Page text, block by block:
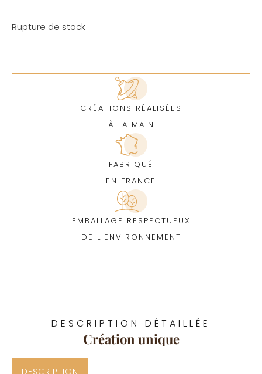
Rupture de stock
CRÉATIONS RÉALISÉES
À LA MAIN
FABRIQUÉ
EN FRANCE
EMBALLAGE RESPECTUEUX
DE L'ENVIRONNEMENT
DESCRIPTION DÉTAILLÉE
Création unique